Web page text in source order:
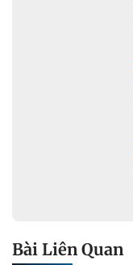
Bài Liên Quan